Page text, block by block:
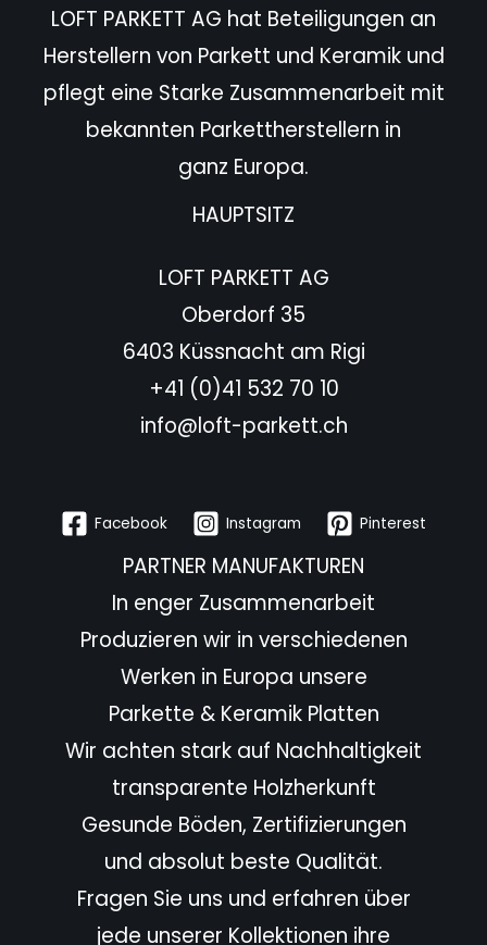
LOFT PARKETT AG hat Beteiligungen an
Herstellern von Parkett und Keramik und
pflegt eine Starke Zusammenarbeit mit
bekannten Parkettherstellern in
ganz Europa.
HAUPTSITZ
LOFT PARKETT AG
Oberdorf 35
6403 Küssnacht am Rigi
+41 (0)41 532 70 10
info@loft-parkett.ch
Facebook Instagram Pinterest
PARTNER MANUFAKTUREN
In enger Zusammenarbeit
Produzieren wir in verschiedenen
Werken in Europa unsere
Parkette & Keramik Platten
Wir achten stark auf Nachhaltigkeit
transparente Holzherkunft
Gesunde Böden, Zertifizierungen
und absolut beste Qualität.
Fragen Sie uns und erfahren über
jede unserer Kollektionen ihre